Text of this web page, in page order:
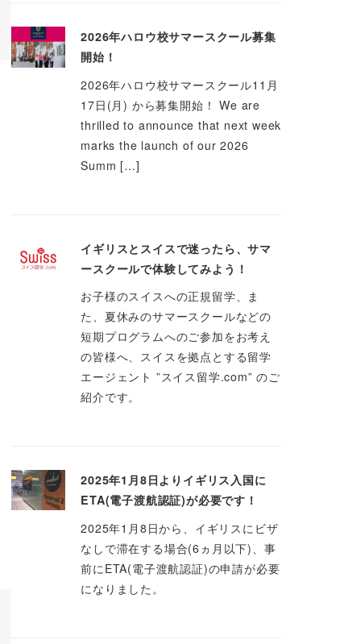
2026年ハロウ校サマースクール募集
開始！
2026年ハロウ校サマースクール11月
17日(月) から募集開始！ We are
thrilled to announce that next week
marks the launch of our 2026
Summ […]
イギリスとスイスで迷ったら、サマ
ースクールで体験してみよう！
お子様のスイスへの正規留学、ま
た、夏休みのサマースクールなどの
短期プログラムへのご参加をお考え
の皆様へ、スイスを拠点とする留学
エージェント ”スイス留学.com” のご
紹介です。
2025年1月8日よりイギリス入国に
ETA(電子渡航認証)が必要です！
2025年1月8日から、イギリスにビザ
なしで滞在する場合(6ヵ月以下)、事
前にETA(電子渡航認証)の申請が必要
になりました。